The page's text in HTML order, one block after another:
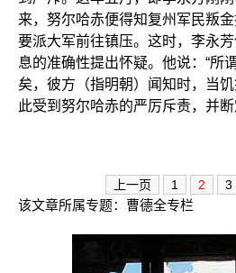
来，努尔哈赤便得知复州军民叛
要派大军前往镇压。这时，李永
息的准确性提出怀疑。他说：“所
矣，彼方（指明朝）闻知时，当
此受到努尔哈赤的严厉斥责，并
上一页 1 2 3
该文章所属专题： 曹德全专栏